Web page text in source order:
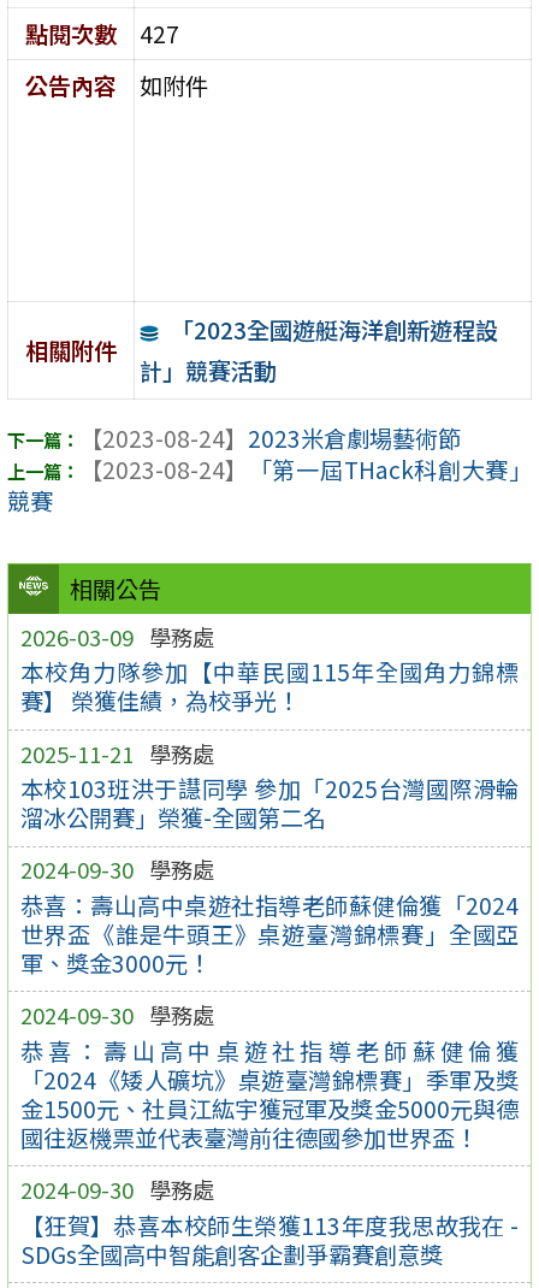
相關公告
2026-03-09 學務處
本校角力隊參加【中華民國115年全國角力錦標
賽】 榮獲佳績，為校爭光！
2025-11-21 學務處
本校103班洪于譿同學 參加「2025台灣國際滑輪
溜冰公開賽」榮獲-全國第二名
2024-09-30 學務處
恭喜：壽山高中桌遊社指導老師蘇健倫獲「2024
世界盃《誰是牛頭王》桌遊臺灣錦標賽」全國亞
軍、獎金3000元！
2024-09-30 學務處
恭喜：壽山高中桌遊社指導老師蘇健倫獲
「2024《矮人礦坑》桌遊臺灣錦標賽」季軍及獎
金1500元、社員江紘宇獲冠軍及獎金5000元與德
國往返機票並代表臺灣前往德國參加世界盃！
2024-09-30 學務處
【狂賀】恭喜本校師生榮獲113年度我思故我在 -
SDGs全國高中智能創客企劃爭霸賽創意獎
點閱次數
427
公告內容
如附件
相關附件
「2023全國遊艇海洋創新遊程設
計」競賽活動
【2023-08-24】 2023米倉劇場藝術節
【2023-08-24】
「第一屆THack科創大賽」
競賽